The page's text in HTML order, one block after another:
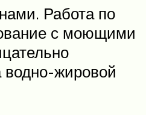
Работа по
с моющими
водно-жировой